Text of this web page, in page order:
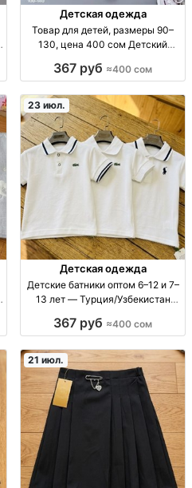
Детская одежда
Товар для детей, размеры 90–
130, цена 400 сом Детский
367 руб ≈400 сом
23 июл.
Детская одежда
Детские батники оптом 6–12 и 7–
13 лет — Турция/Узбекистан
возраст: 6–12 л (5 шт), 7–13 л (5
школьна
367 руб ≈400 сом
21 июл.